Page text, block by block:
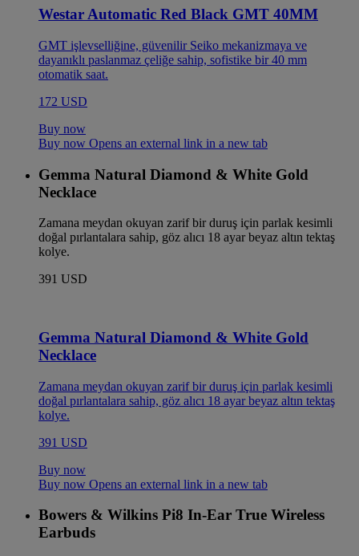
Westar Automatic Red Black GMT 40MM
GMT işlevselliğine, güvenilir Seiko mekanizmaya ve
dayanıklı paslanmaz çeliğe sahip, sofistike bir 40 mm
otomatik saat.
172 USD
Buy now
Buy now Opens an external link in a new tab
Gemma Natural Diamond & White Gold
Necklace
Zamana meydan okuyan zarif bir duruş için parlak kesimli
doğal pırlantalara sahip, göz alıcı 18 ayar beyaz altın tektaş
kolye.
391 USD
Gemma Natural Diamond & White Gold
Necklace
Zamana meydan okuyan zarif bir duruş için parlak kesimli
doğal pırlantalara sahip, göz alıcı 18 ayar beyaz altın tektaş
kolye.
391 USD
Buy now
Buy now Opens an external link in a new tab
Bowers & Wilkins Pi8 In-Ear True Wireless
Earbuds